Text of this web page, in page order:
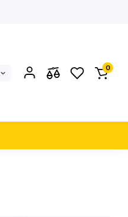
0